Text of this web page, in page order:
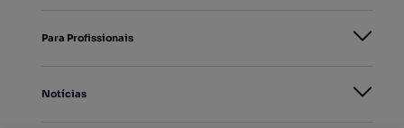
Para Profissionais
Notícias